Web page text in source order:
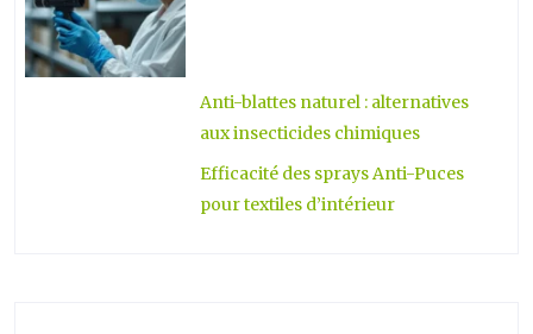
Anti-blattes naturel : alternatives
aux insecticides chimiques
Efficacité des sprays Anti-Puces
pour textiles d’intérieur